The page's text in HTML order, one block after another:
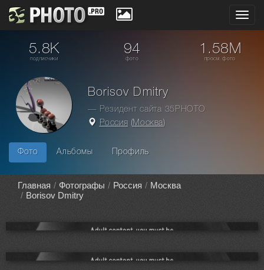
5.8K
подписчики
94
фото
1.58M
просм. фото
Borisov Dmitry
— Резидент сайта 35PHOTO
Россия (Москва)
Фото Альбомы Профиль
Главная Фотографы Россия
Москва
Borisov Dmitry